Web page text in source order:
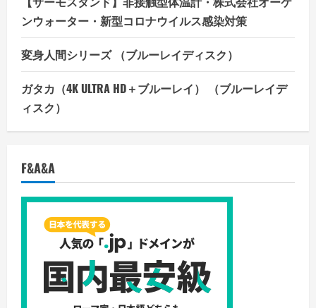
ンウォーター・新型コロナウイルス感染対策
変身人間シリーズ （ブルーレイディスク）
ガタカ（4K ULTRA HD＋ブルーレイ） （ブルーレイデ
ィスク）
F&A&A